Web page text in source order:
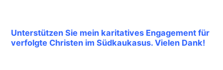
Unterstützen Sie mein karitatives Engagement für
verfolgte Christen im Südkaukasus. Vielen Dank!